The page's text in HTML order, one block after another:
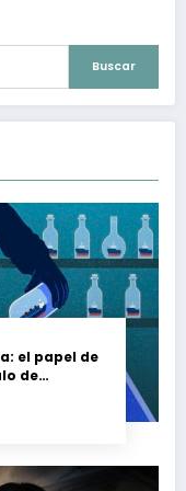
Buscar
el papel de
de